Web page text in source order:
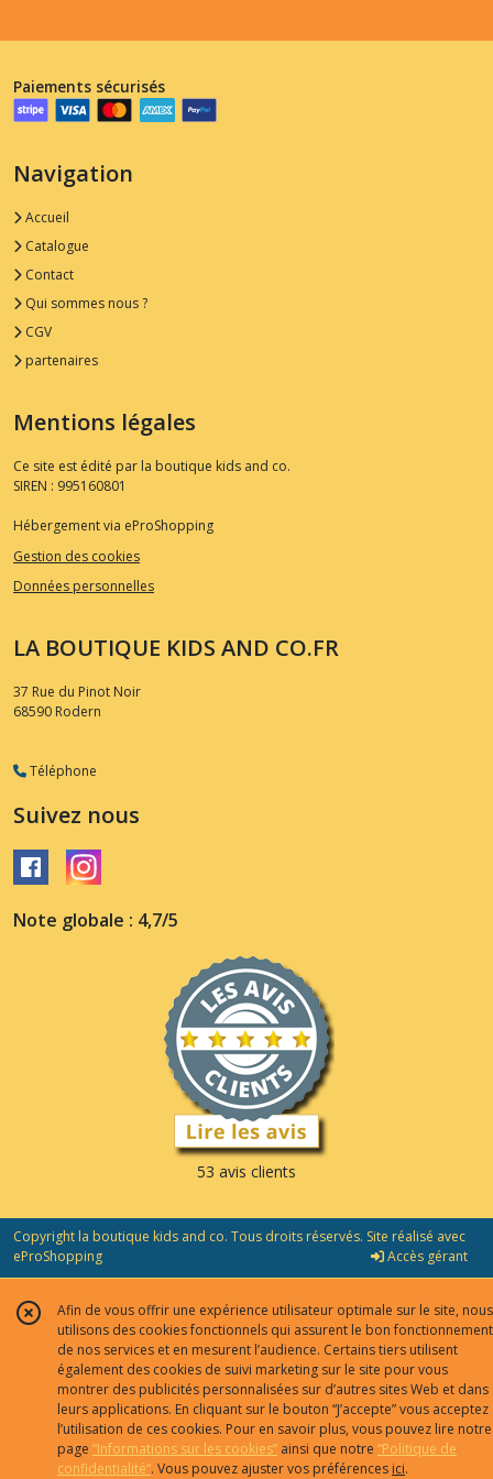
Paiements sécurisés
Navigation
Accueil
Catalogue
Contact
Qui sommes nous ?
CGV
partenaires
Mentions légales
Ce site est édité par la boutique kids and co.
SIREN : 995160801
Hébergement via eProShopping
Gestion des cookies
Données personnelles
LA BOUTIQUE KIDS AND CO.FR
37 Rue du Pinot Noir
68590 Rodern
Téléphone
Suivez nous
Note globale : 4,7/5
53 avis clients
Copyright la boutique kids and co. Tous droits réservés. Site réalisé avec
eProShopping
Accès gérant
Afin de vous offrir une expérience utilisateur optimale sur le site, nous
utilisons des cookies fonctionnels qui assurent le bon fonctionnement
de nos services et en mesurent l’audience. Certains tiers utilisent
également des cookies de suivi marketing sur le site pour vous
montrer des publicités personnalisées sur d’autres sites Web et dans
leurs applications. En cliquant sur le bouton “J’accepte” vous acceptez
l’utilisation de ces cookies. Pour en savoir plus, vous pouvez lire notre
page “Informations sur les cookies” ainsi que notre “Politique de
confidentialité“. Vous pouvez ajuster vos préférences ici.